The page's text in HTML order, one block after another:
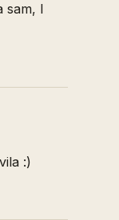
sam, I
:)